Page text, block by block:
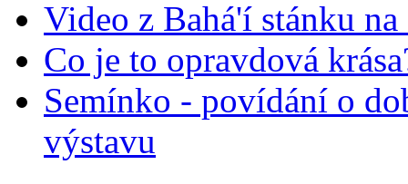
Video z Bahá'í stánku
Co je to opravdová
Semínko - povídání o
výstavu